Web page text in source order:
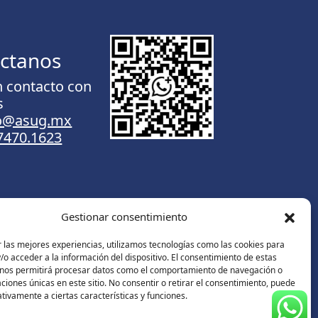
Gestionar consentimiento
las mejores experiencias, utilizamos tecnologías como las cookies para
acceder a la información del dispositivo. El consentimiento de estas
permitirá procesar datos como el comportamiento de navegación o
únicas en este sitio. No consentir o retirar el consentimiento, puede
a ciertas características y funciones.
contacto con
Contáctanos